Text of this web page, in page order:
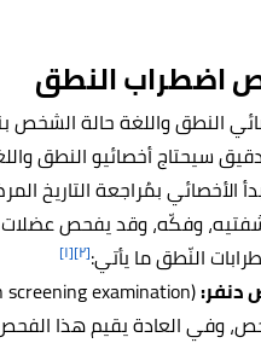
اضطراب النطق
النطق واللغة حالة الشخص
سيحتاج أخصائيو النطق
الأخصائي بمُراجعة التاريخ
وفكّه، وقد يفحص
النّطق ما يأتي:[٢] [١]
دنفر: